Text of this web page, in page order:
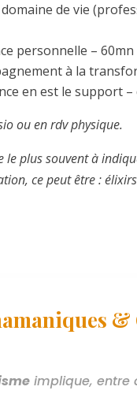
de vie
personnelle – 60mn
à la
en est le support
ou en rdv physique.
le plus souvent à
ce peut être :
implique, entre